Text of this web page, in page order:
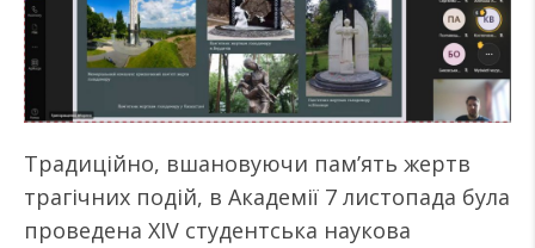
Традиційно, вшановуючи пам’ять жертв
трагічних подій, в Академії 7 листопада була
проведена ХIV студентська наукова